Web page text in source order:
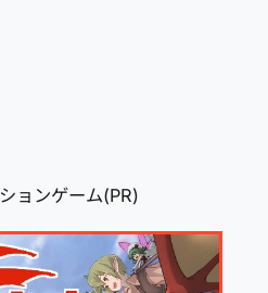
ョンゲーム(PR)